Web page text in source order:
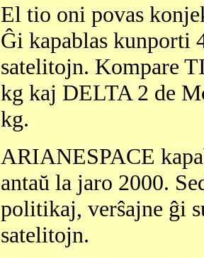
El tio oni povas
Ĝi kapablas kunporti
satelitojn. Kompare
kg kaj DELTA 2 de
kg.
ARIANESPACE
antaŭ la jaro 2000.
politikaj, verŝajne ĝi
satelitojn.